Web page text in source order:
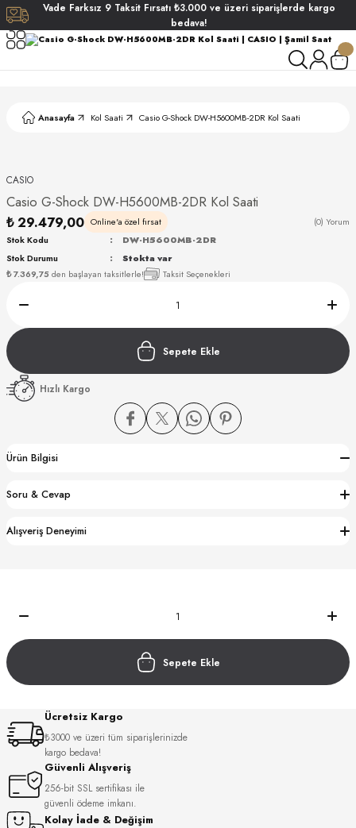
Vade Farksız 9 Taksit Fırsatı ₺3.000 ve üzeri siparişlerde kargo
bedava!
Anasayfa Kol Saati Casio G-Shock DW-H5600MB-2DR Kol Saati
CASIO
Casio G-Shock DW-H5600MB-2DR Kol Saati
₺ 29.479,00 Online'a özel fırsat (0) Yorum
₺ 7.369,75 den başlayan taksitlerle! Taksit Seçenekleri
Stok Kodu
DW-H5600MB-2DR
Stok Durumu
Stokta var
Sepete Ekle
Hızlı Kargo
Ürün Bilgisi
Soru & Cevap
Alışveriş Deneyimi
Sepete Ekle
Ücretsiz Kargo
₺3000 ve üzeri tüm siparişlerinizde
kargo bedava!
Güvenli Alışveriş
256-bit SSL sertifikası ile
güvenli ödeme imkanı.
Kolay İade & Değişim